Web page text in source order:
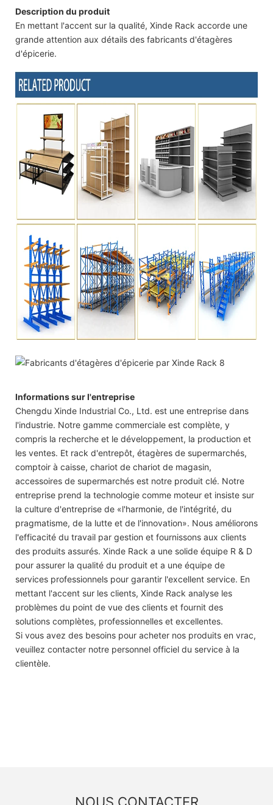
Description du produit
En mettant l'accent sur la qualité, Xinde Rack accorde une
grande attention aux détails des fabricants d'étagères
d'épicerie.
Informations sur l'entreprise
Chengdu Xinde Industrial Co., Ltd. est une entreprise dans
l'industrie. Notre gamme commerciale est complète, y
compris la recherche et le développement, la production et
les ventes. Et rack d'entrepôt, étagères de supermarchés,
comptoir à caisse, chariot de chariot de magasin,
accessoires de supermarchés est notre produit clé. Notre
entreprise prend la technologie comme moteur et insiste sur
la culture d'entreprise de «l'harmonie, de l'intégrité, du
pragmatisme, de la lutte et de l'innovation». Nous améliorons
l'efficacité du travail par gestion et fournissons aux clients
des produits assurés. Xinde Rack a une solide équipe R & D
pour assurer la qualité du produit et a une équipe de
services professionnels pour garantir l'excellent service. En
mettant l'accent sur les clients, Xinde Rack analyse les
problèmes du point de vue des clients et fournit des
solutions complètes, professionnelles et excellentes.
Si vous avez des besoins pour acheter nos produits en vrac,
veuillez contacter notre personnel officiel du service à la
clientèle.